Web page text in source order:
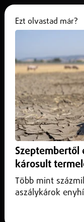
Az M3-as
burkolatot
226-os és
szakaszon
2024. november 29.
Az M3-as
Ezt olvastad már?
Szeptembertől
károsult
Több mint
aszálykárok